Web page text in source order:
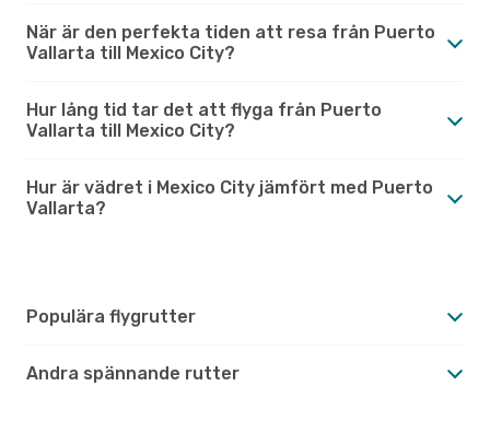
När är den perfekta tiden att resa från Puerto
Vallarta till Mexico City?
Hur lång tid tar det att flyga från Puerto
Vallarta till Mexico City?
Hur är vädret i Mexico City jämfört med Puerto
Vallarta?
Populära flygrutter
Andra spännande rutter